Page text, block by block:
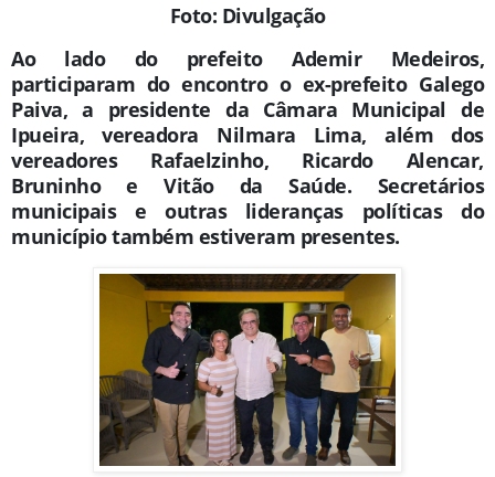
Foto: Divulgação
Ao lado do prefeito Ademir Medeiros,
participaram do encontro o ex-prefeito Galego
Paiva, a presidente da Câmara Municipal de
Ipueira, vereadora Nilmara Lima, além dos
vereadores Rafaelzinho, Ricardo Alencar,
Bruninho e Vitão da Saúde. Secretários
municipais e outras lideranças políticas do
município também estiveram presentes.